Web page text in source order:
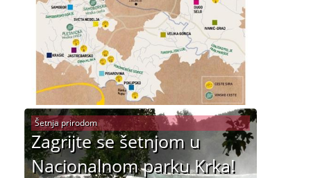
Zagrijte se šetnjom u
Nacionalnom parku Krka!
Šetnja prirodom